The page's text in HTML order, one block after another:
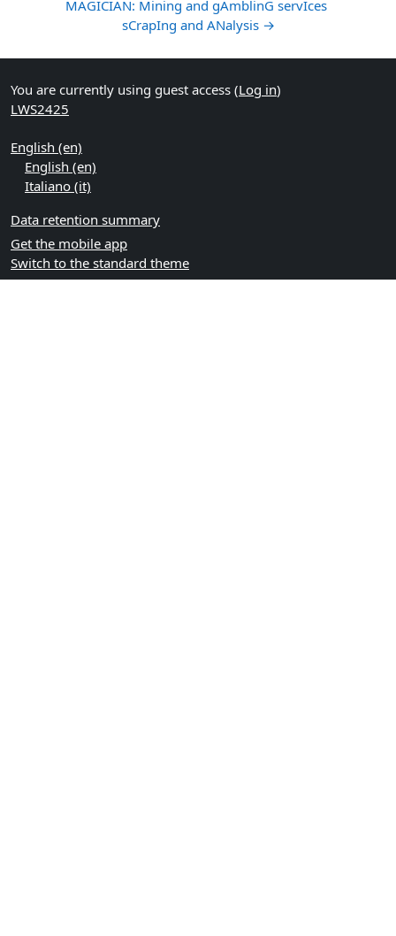
MAGICIAN: Mining and gAmblinG servIces
sCrapIng and ANalysis →
You are currently using guest access (Log in)
LWS2425
English ‎(en)‎
English ‎(en)‎
Italiano ‎(it)‎
Data retention summary
Get the mobile app
Switch to the standard theme